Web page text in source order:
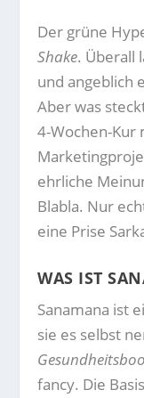
Der grüne
Shake. Überall
und angeblich
Aber was
4-Wochen-Kur
ehrliche
Blabla. Nur
eine Prise
WAS IST
Sanamana ist
sie es selbst
fancy. Die